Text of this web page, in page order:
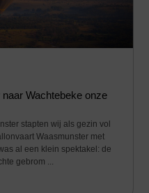
Wachtebeke onze
stapten wij als gezin vol
Waasmunster met
al een klein spektakel: de
gebrom ...